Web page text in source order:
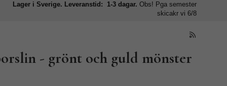
Lager i Sverige. Leveranstid: 1-3 dagar.Obs! Pga semester
skicakr vi 6/8
- grönt och guld mönster